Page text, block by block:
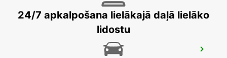
SAUMUR RAILWAY STATION
24/7 apkalpošana lielākajā daļā lielāko
lidostu